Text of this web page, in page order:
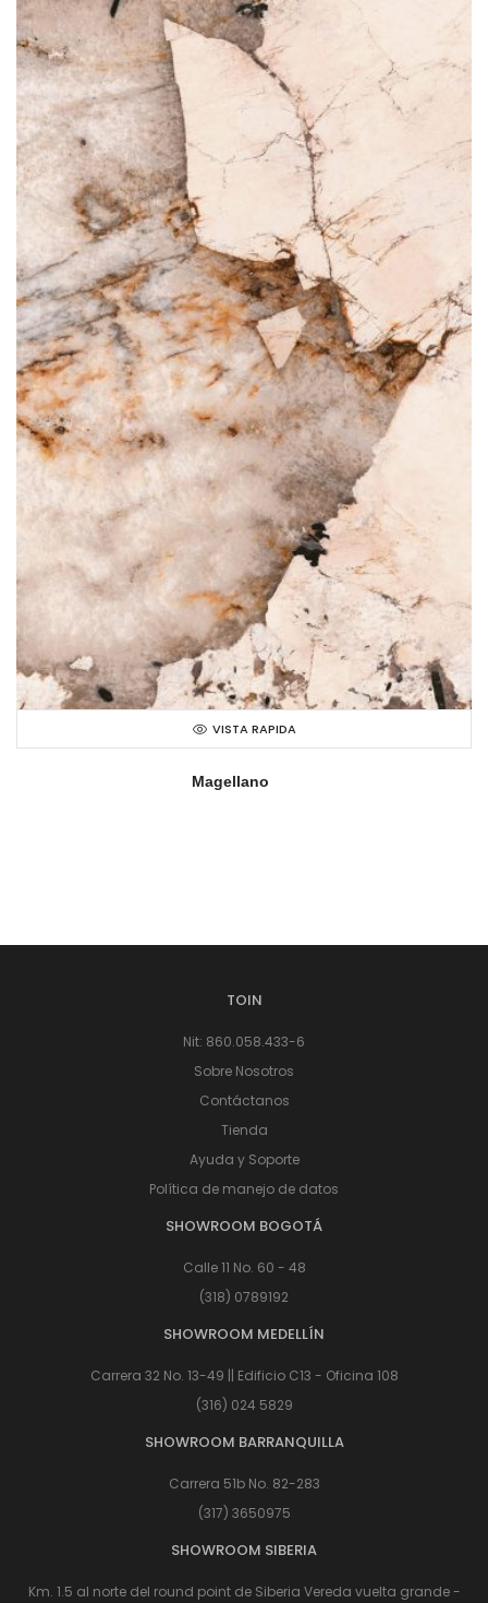
VISTA RAPIDA
Magellano
TOIN
Nit: 860.058.433-6
Sobre Nosotros
Contáctanos
Tienda
Ayuda y Soporte
Política de manejo de datos
SHOWROOM BOGOTÁ
Calle 11 No. 60 - 48
(318) 0789192
SHOWROOM MEDELLÍN
Carrera 32 No. 13-49 || Edificio C13 - Oficina 108
(316) 024 5829
SHOWROOM BARRANQUILLA
Carrera 51b No. 82-283
(317) 3650975
SHOWROOM SIBERIA
Km. 1.5 al norte del round point de Siberia Vereda vuelta grande -